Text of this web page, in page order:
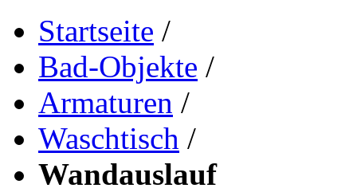
Startseite /
Bad-Objekte /
Armaturen /
Waschtisch /
Wandauslauf